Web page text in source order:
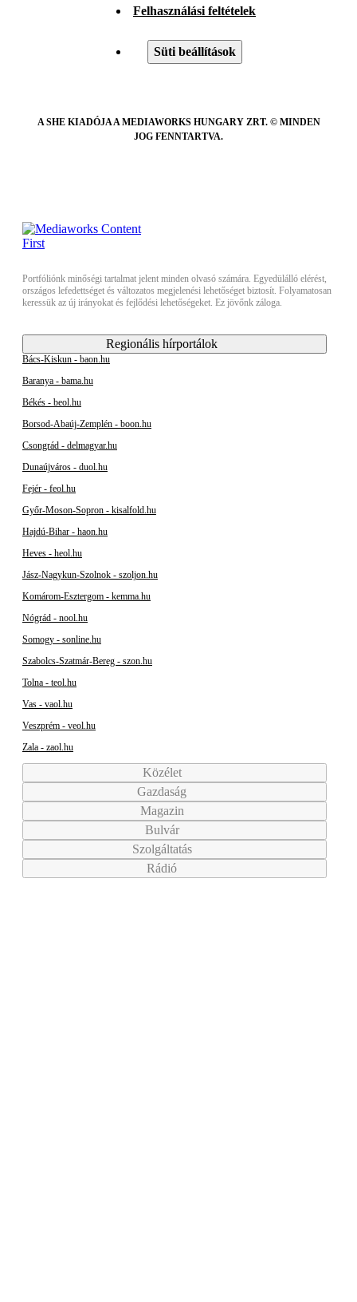
Felhasználási feltételek
Süti beállítások
A SHE KIADÓJA A MEDIAWORKS HUNGARY ZRT. © MINDEN
JOG FENNTARTVA.
Portfóliónk minőségi tartalmat jelent minden olvasó számára. Egyedülálló elérést,
országos lefedettséget és változatos megjelenési lehetőséget biztosít. Folyamatosan
keressük az új irányokat és fejlődési lehetőségeket. Ez jövőnk záloga.
Regionális hírportálok
Bács-Kiskun - baon.hu
Baranya - bama.hu
Békés - beol.hu
Borsod-Abaúj-Zemplén - boon.hu
Csongrád - delmagyar.hu
Dunaújváros - duol.hu
Fejér - feol.hu
Győr-Moson-Sopron - kisalfold.hu
Hajdú-Bihar - haon.hu
Heves - heol.hu
Jász-Nagykun-Szolnok - szoljon.hu
Komárom-Esztergom - kemma.hu
Nógrád - nool.hu
Somogy - sonline.hu
Szabolcs-Szatmár-Bereg - szon.hu
Tolna - teol.hu
Vas - vaol.hu
Veszprém - veol.hu
Zala - zaol.hu
Közélet
Gazdaság
Magazin
Bulvár
Szolgáltatás
Rádió